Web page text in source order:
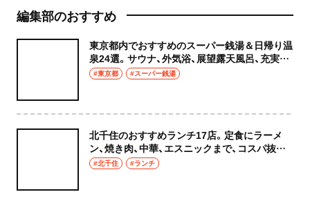
編集部のおすすめ
東京都内でおすすめのスーパー銭湯＆日帰り温
泉24選。サウナ、外気浴、展望露天風呂、充実の
癒やし空間へ
#東京都 #スーパー銭湯
北千住のおすすめランチ17店。定食にラーメ
ン、焼き肉、中華、エスニックまで、コスパ抜群
な店もおしゃれな店も網羅してご紹介！
#北千住 #ランチ